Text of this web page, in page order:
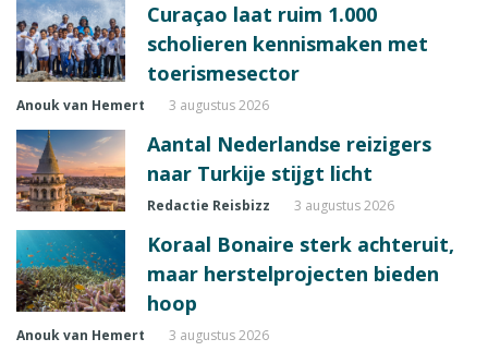
Curaçao laat ruim 1.000
scholieren kennismaken met
toerismesector
Anouk van Hemert 3 augustus 2026
Aantal Nederlandse reizigers
naar Turkije stijgt licht
Redactie Reisbizz 3 augustus 2026
Koraal Bonaire sterk achteruit,
maar herstelprojecten bieden
hoop
Anouk van Hemert 3 augustus 2026